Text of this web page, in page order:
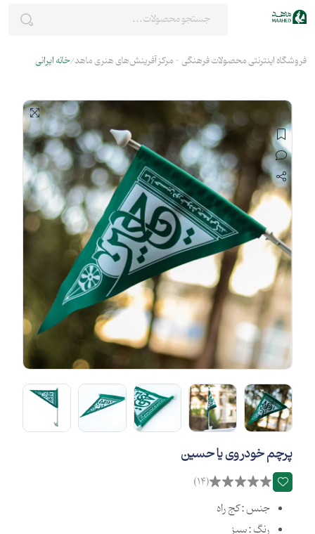
فروشگاه اینترنتی محصولات فرهنگی - مرکز آفرینش‌های هنری ماهد خانه ایرانی
پرچم خودروی یا حسین
(14)
جنس : کج راه
رنگ : سبز